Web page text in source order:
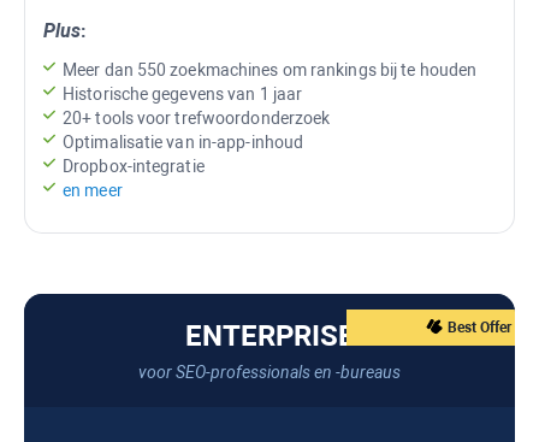
Plus:
Meer dan 550 zoekmachines om rankings bij te houden
Historische gegevens van 1 jaar
20+ tools voor trefwoordonderzoek
Optimalisatie van in-app-inhoud
Dropbox-integratie
en meer
Best Offer
ENTERPRISE
voor SEO-professionals en -bureaus